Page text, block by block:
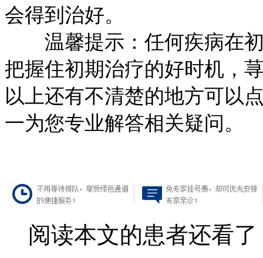
会得到治好。
温馨提示：任何疾病在初
把握住初期治疗的好时机，
以上还有不清楚的地方可以
一为您专业解答相关疑问。
阅读本文的患者还看了